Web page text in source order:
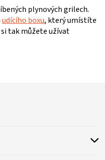
plynových grilech.
udícího boxu, který umístíte
tak můžete užívat